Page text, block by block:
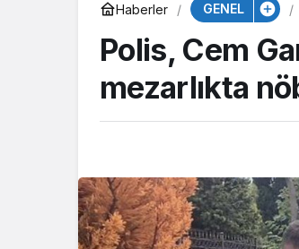
Haberler GENEL
Polis, Cem
mezarlıkta